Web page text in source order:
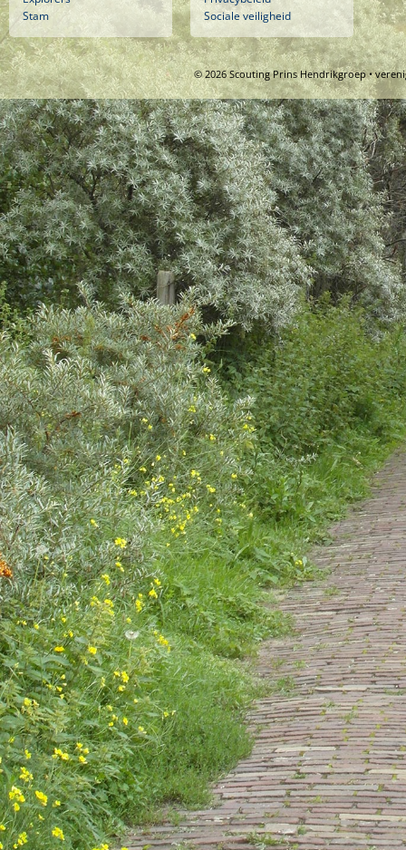
Stam
Sociale veiligheid
© 2026 Scouting Prins Hendrikgroep •